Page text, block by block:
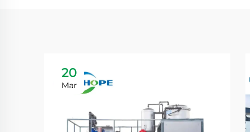
20
Mar